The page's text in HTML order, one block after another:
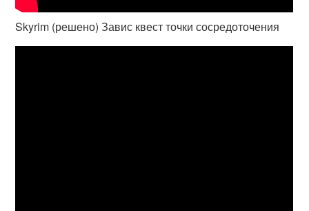
Skyrim (решено) Завис квест точки сосредоточения